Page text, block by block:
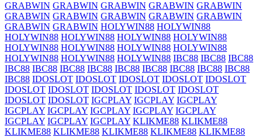
GRABWIN GRABWIN GRABWIN GRABWIN GRABWIN
GRABWIN GRABWIN GRABWIN GRABWIN GRABWIN
GRABWIN GRABWIN HOLYWIN88 HOLYWIN88
HOLYWIN88 HOLYWIN88 HOLYWIN88 HOLYWIN88
HOLYWIN88 HOLYWIN88 HOLYWIN88 HOLYWIN88
HOLYWIN88 HOLYWIN88 HOLYWIN88 IBC88 IBC88 IBC88
IBC88 IBC88 IBC88 IBC88 IBC88 IBC88 IBC88 IBC88 IBC88
IBC88 IDOSLOT IDOSLOT IDOSLOT IDOSLOT IDOSLOT
IDOSLOT IDOSLOT IDOSLOT IDOSLOT IDOSLOT
IDOSLOT IDOSLOT IGCPLAY IGCPLAY IGCPLAY
IGCPLAY IGCPLAY IGCPLAY IGCPLAY IGCPLAY
IGCPLAY IGCPLAY IGCPLAY KLIKME88 KLIKME88
KLIKME88 KLIKME88 KLIKME88 KLIKME88 KLIKME88